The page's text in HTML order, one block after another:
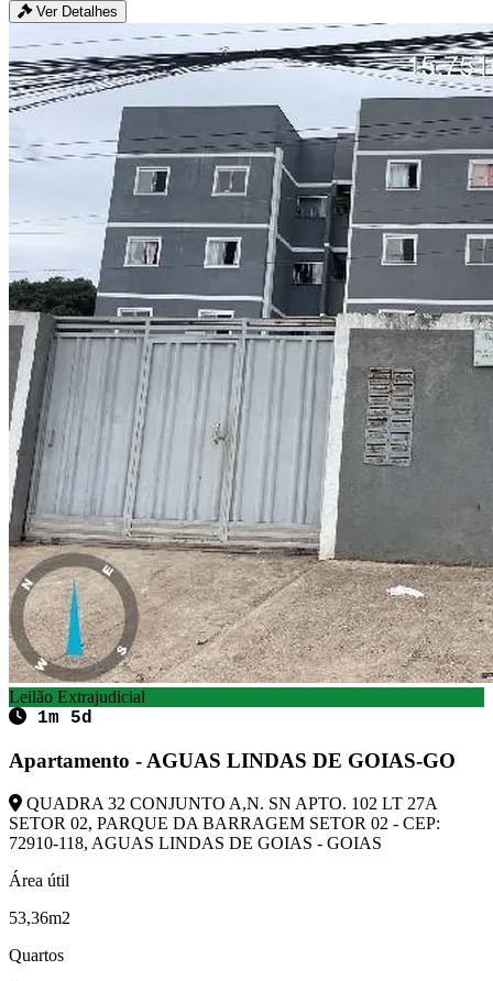
Ver Detalhes
Leilão Extrajudicial
1m 5d
Apartamento - AGUAS LINDAS DE GOIAS-GO
QUADRA 32 CONJUNTO A,N. SN APTO. 102 LT 27A
SETOR 02, PARQUE DA BARRAGEM SETOR 02 - CEP:
72910-118, AGUAS LINDAS DE GOIAS - GOIAS
Área útil
53,36m2
Quartos